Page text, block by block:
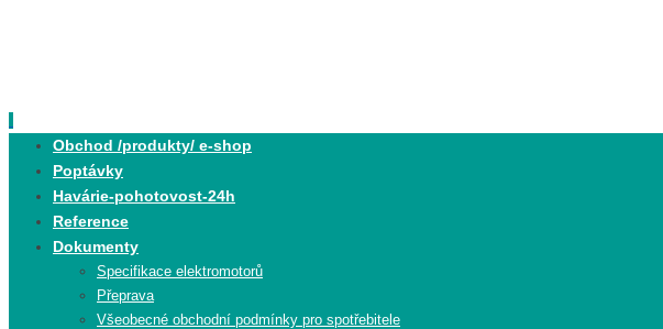
content
Obchod /produkty/ e-shop
Poptávky
Havárie-pohotovost-24h
Reference
Dokumenty
Specifikace elektromotorů
Přeprava
Všeobecné obchodní podmínky pro spotřebitele